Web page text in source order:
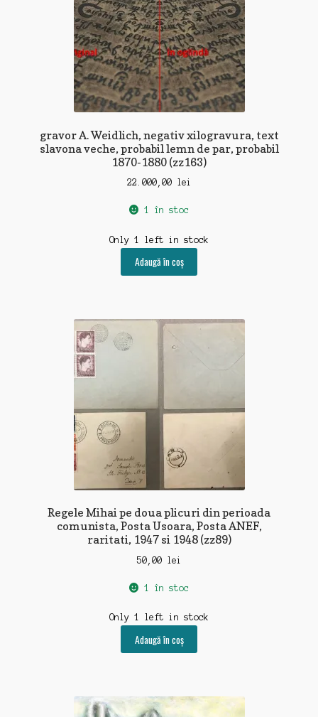
gravor A. Weidlich, negativ xilogravura, text
slavona veche, probabil lemn de par, probabil
1870-1880 (zz163)
22.000,00 lei
1 în stoc
Only 1 left in stock
Adaugă în coș
Regele Mihai pe doua plicuri din perioada
comunista, Posta Usoara, Posta ANEF,
raritati, 1947 si 1948 (zz89)
50,00 lei
1 în stoc
Only 1 left in stock
Adaugă în coș